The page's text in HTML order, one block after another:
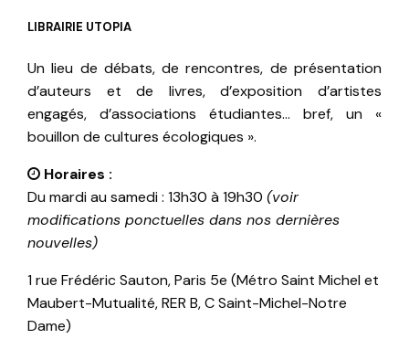
LIBRAIRIE UTOPIA
Un lieu de débats, de rencontres, de présentation
d’auteurs et de livres, d’exposition d’artistes
engagés, d’associations étudiantes… bref, un «
bouillon de cultures écologiques ».
Horaires :
Du mardi au samedi : 13h30 à 19h30 (voir
modifications ponctuelles dans nos dernières
nouvelles)
1 rue Frédéric Sauton, Paris 5e (Métro Saint Michel et
Maubert-Mutualité, RER B, C Saint-Michel-Notre
Dame)